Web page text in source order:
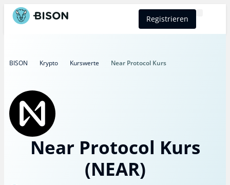
Registrieren
BISON Krypto Kurswerte Near Protocol Kurs
Near Protocol Kurs
(NEAR)